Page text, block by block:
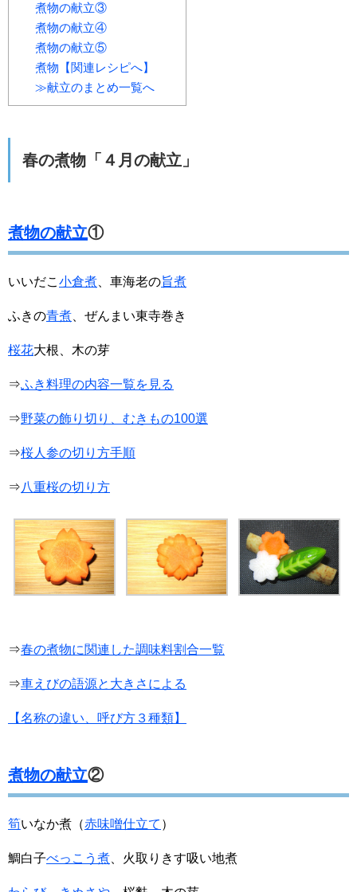
煮物の献立③
煮物の献立④
煮物の献立⑤
煮物【関連レシピへ】
≫献立のまとめ一覧へ
春の煮物「４月の献立」
煮物の献立①
いいだこ 小倉煮 、車海老の旨煮
ふきの青煮 、ぜんまい東寺巻き
桜花大根、木の芽
⇒ふき料理の内容一覧を見る
⇒野菜の飾り切り、むきもの100選
⇒桜人参の切り方手順
⇒八重桜の切り方
⇒春の煮物に関連した調味料割合一覧
⇒車えびの語源と大きさによる
【名称の違い、呼び方３種類】
煮物の献立②
筍いなか煮（赤味噌仕立て ）
鯛白子べっこう煮 、火取りきす吸い地煮